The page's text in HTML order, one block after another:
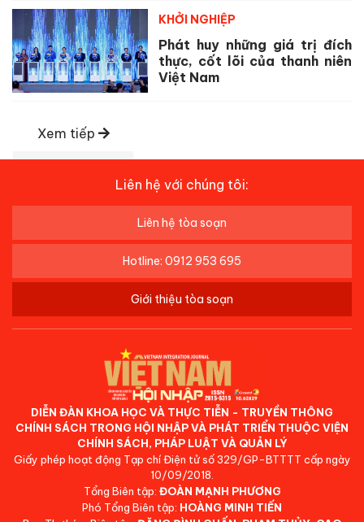
KHỞI NGHIỆP
Phát huy những giá trị đích
thực, cốt lõi của thanh niên
Việt Nam
Xem tiếp
Liên hệ với chúng tôi:
Liên hệ tòa soạn
Hotline: 0912 953 695
Giới thiệu tòa soạn
DIỄN ĐÀN KHOA HỌC VÀ THỰC TIỄN - TRUYỀN THÔNG
CHÍNH SÁCH TRONG HỘI NHẬP VÀ PHÁT TRIỂN THUỘC VIỆN
CHÍNH SÁCH, PHÁP LUẬT VÀ QUẢN LÝ
Giấy phép hoạt động Tạp chí Điện tử số 329/GP-BTTTT cấp ngày
10/09/2018.
Tổng Biên tập: ĐOÀN MẠNH PHƯƠNG
Phó Tổng Biên tập: HOÀNG MINH TIẾN